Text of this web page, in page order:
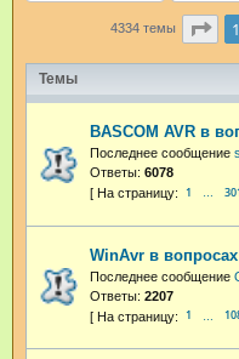
4334 темы 1
Темы
BASCOM AVR в
Последнее сообщение
Ответы: 6078
1 …
WinAvr в вопросах
Последнее сообщение
Ответы: 2207
1